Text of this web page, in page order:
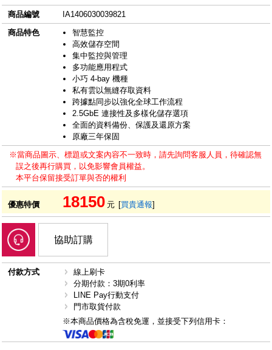
商品編號
IA1406030039821
商品特色
智慧監控
高效儲存空間
集中監控與管理
多功能應用程式
小巧 4-bay 機種
私有雲以無縫存取資料
跨據點同步以強化全球工作流程
2.5GbE 連接性及多樣化儲存選項
全面的資料備份、保護及還原方案
原廠三年保固
※當商品圖示、標題或文案內容不一致時，請先詢問客服人員，待確認無
誤之後再行購買，以免影響會員權益。
本平台保留接受訂單與否的權利
優惠特價 18150 元 [買貴通報]
協助訂購
付款方式
線上刷卡
分期付款：3期0利率
LINE Pay行動支付
門市取貨付款
※本商品價格為含稅免運，並接受下列信用卡：